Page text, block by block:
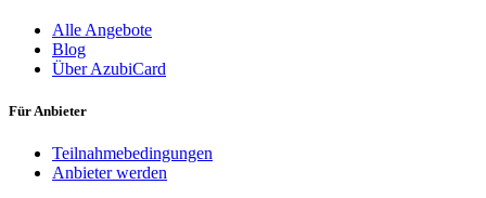
Alle Angebote
Blog
Über AzubiCard
Für Anbieter
Teilnahmebedingungen
Anbieter werden